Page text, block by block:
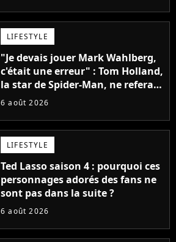
LIFESTYLE
"Je devais jouer Mark Wahlberg,
c'était une erreur" : Tom Holland,
la star de Spider-Man, ne referait
pas ce blockbuster
6 août 2026
LIFESTYLE
Ted Lasso saison 4 : pourquoi ces
personnages adorés des fans ne
sont pas dans la suite ?
6 août 2026